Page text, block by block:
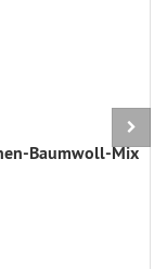
Baumwoll-Mix